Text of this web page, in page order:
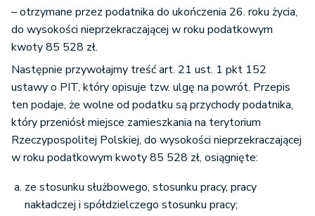
– otrzymane przez podatnika do ukończenia 26. roku życia,
do wysokości nieprzekraczającej w roku podatkowym
kwoty 85 528 zł.
Następnie przywołajmy treść art. 21 ust. 1 pkt 152
ustawy o PIT, który opisuje tzw. ulgę na powrót. Przepis
ten podaje, że wolne od podatku są przychody podatnika,
który przeniósł miejsce zamieszkania na terytorium
Rzeczypospolitej Polskiej, do wysokości nieprzekraczającej
w roku podatkowym kwoty 85 528 zł, osiągnięte:
ze stosunku służbowego, stosunku pracy, pracy
nakładczej i spółdzielczego stosunku pracy;